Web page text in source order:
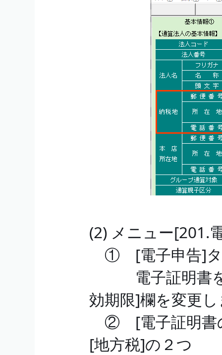
(2) メニュー[201.
① [電子申告]
電子証明書を
効期限]欄を変更
② [電子証明書
[地方税]の２つ